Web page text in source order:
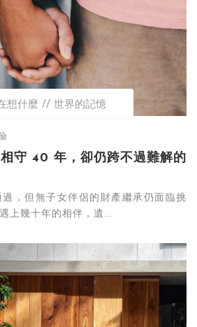
想什麼 世界的記憶
守 40 年，卻仍跨不過難解的
，但無子女伴侶的財產繼承仍面臨挑
上幾十年的相伴，遺...